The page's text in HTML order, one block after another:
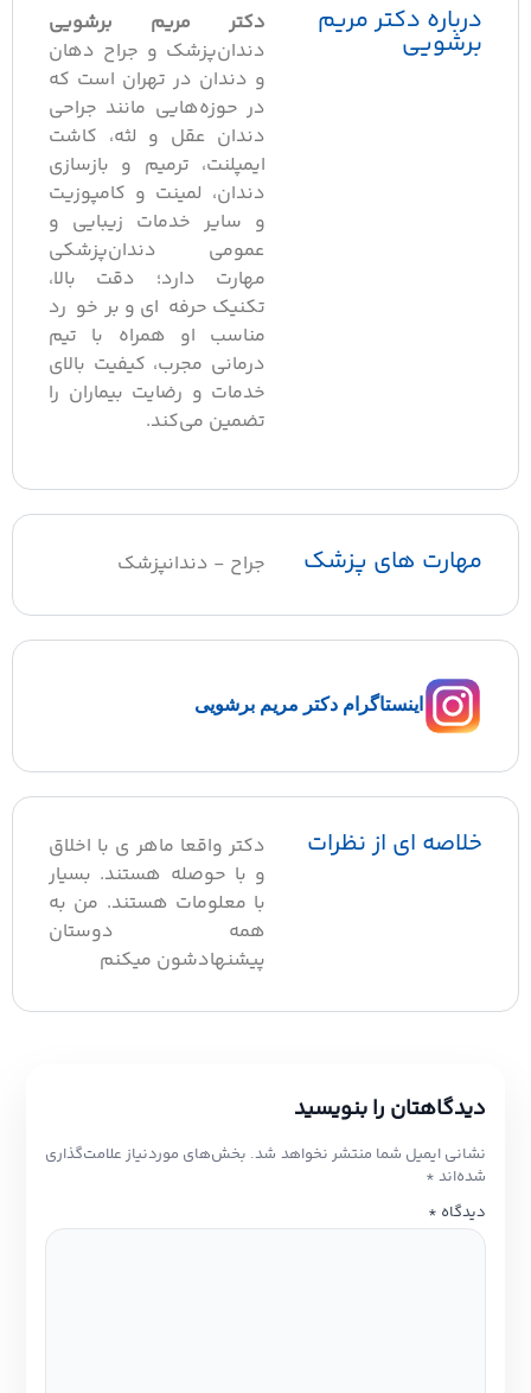
درباره دکتر مریم
برشویی
دکتر مریم برشویی
دندان‌پزشک و جراح دهان
و دندان در تهران است که
در حوزه‌هایی مانند جراحی
دندان عقل و لثه، کاشت
ایمپلنت، ترمیم و بازسازی
دندان، لمینت و کامپوزیت
و سایر خدمات زیبایی و
عمومی دندان‌پزشکی
مهارت دارد؛ دقت بالا،
تکنیک حرفه‌ای و برخورد
مناسب او همراه با تیم
درمانی مجرب، کیفیت بالای
خدمات و رضایت بیماران را
تضمین می‌کند.
مهارت های پزشک جراح - دندانپزشک
اینستاگرام دکتر مریم برشویی
خلاصه ای از نظرات
دکتر واقعا ماهر ی با اخلاق
و با حوصله هستند. بسیار
با معلومات هستند. من به
همه دوستان
پیشنهادشون میکنم
دیدگاهتان را بنویسید
نشانی ایمیل شما منتشر نخواهد شد. بخش‌های موردنیاز علامت‌گذاری
شده‌اند*
دیدگاه*